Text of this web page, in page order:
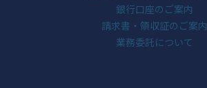
銀行口座のご案内
請求書・領収証のご案内
業務委託について